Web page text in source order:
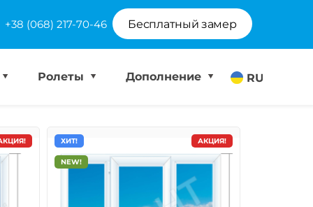
+38 (068) 217-70-46 Бесплатный замер
RU
Ролеты Дополнение
АКЦИЯ!
ХИТ!
NEW!